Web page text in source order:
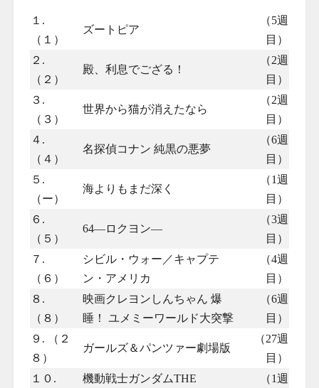
１.
（１）
ズートピア
（5週
目）
２.
（２）
殿、利息でござる！
（2週
目）
３.
（３）
世界から猫が消えたなら
（2週
目）
４.
（４）
名探偵コナン 純黒の悪夢
（6週
目）
５.
（ー）
海よりもまだ深く
（1週
目）
６.
（５）
64―ロクヨン―
（3週
目）
７.
（６）
シビル・ウォー／キャプテ
ン・アメリカ
（4週
目）
８.
（８）
映画クレヨンしんちゃん 爆
睡！ ユメミーワールド大突撃
（6週
目）
９. （２
８）
ガールズ＆パンツァー劇場版
（27週
目）
１０.
機動戦士ガンダムTHE
（1週